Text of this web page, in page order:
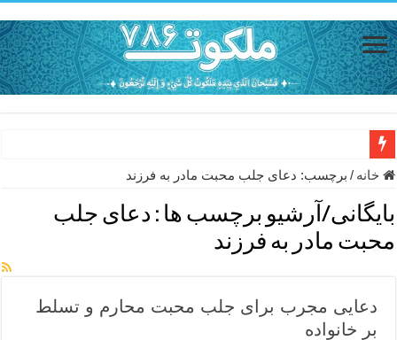
دعای حفظ جان خانواده از بلا در سفر – دعای دفع بلا در قرآن
دعای مجرب برای رفع گرفتاری – ذکر قوی برای جلوگیری از اندوه و
دعا برای عاشق شدن طرف مقابل – عاشق کردن طرف مقابل از راه
دعای حفظ جان عزیزان از بلا در سفر – دعا برای رفع حوادث بد روزانه
دعای روزی و رفع فقر – دعای مجرب برای گشایش مالی و برکت در کار
خانه / برچسب: دعای جلب محبت مادر به فرزند
بایگانی/آرشیو برچسب ها : دعای جلب
محبت مادر به فرزند
دعایی مجرب برای جلب محبت محارم و تسلط
بر خانواده